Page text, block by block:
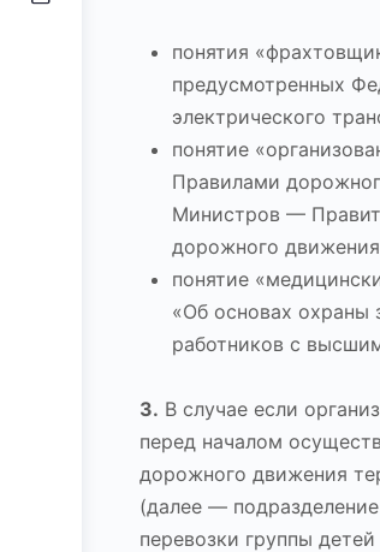
понятия
предусмотренных
электрического
понятие
Правилами
Министров —
дорожного
понятие
«Об основах охраны
работников с
3. В случае если
перед началом
дорожного движения
(далее —
перевозки группы